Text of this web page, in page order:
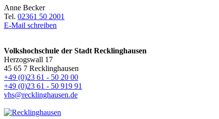
Anne Becker
Tel. 02361 50 2001
E-Mail schreiben
Volkshochschule der Stadt Recklinghausen
Herzogswall 17
45 65 7 Recklinghausen
+49 (0)23 61 - 50 20 00
+49 (0)23 61 - 50 919 91
vhs@recklinghausen.de